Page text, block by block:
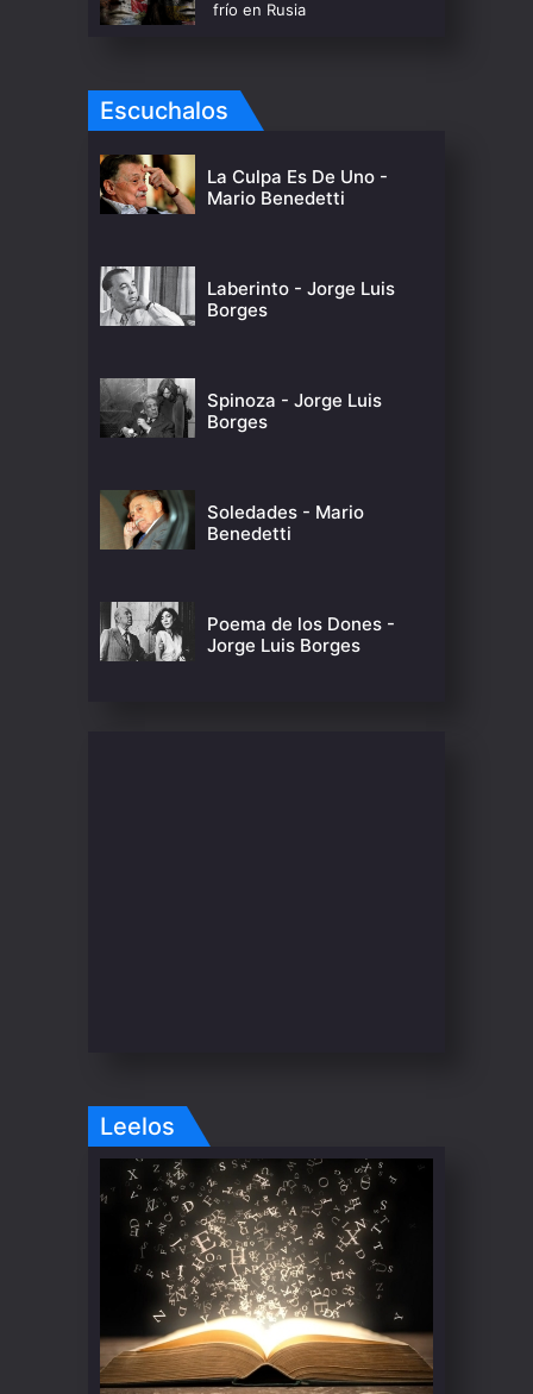
frío en Rusia
Escuchalos
La Culpa Es De Uno -
Mario Benedetti
Laberinto - Jorge Luis
Borges
Spinoza - Jorge Luis
Borges
Soledades - Mario
Benedetti
Poema de los Dones -
Jorge Luis Borges
Leelos